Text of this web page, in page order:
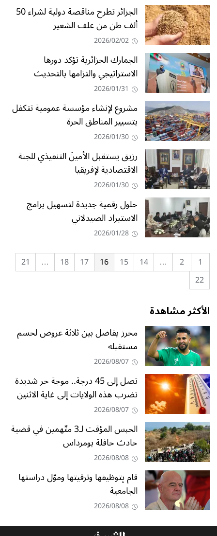
الجزائر تطرح مناقصة دولية لشراء 50
ألف طن من علف الشعير
2026/02/02
الجمارك الجزائرية تؤكد دورها
الاستراتيجي والتزامها بالتحديث
2026/01/31
مشروع لإنشاء مؤسسة عمومية تتكفل
بتسيير المناطق الحرة
2026/01/30
رزيق يستقبل الأمينَ التنفيذي للجنة
الاقتصادية لإفريقيا
2026/01/30
حلول رقمية جديدة لتسهيل برامج
الاستيراد الصيدلاني
2026/01/28
1
2
…
14
15
16
17
18
…
21
22
الأكثر مشاهدة
محرز يفاضل بين ثلاثة عروض لحسم
مستقبله
2026/08/07
تصل إلى 45 درجة.. موجة حر شديدة
تضرب هذه الولايات إلى غاية الاثنين
2026/08/07
الحبس المؤقت لـ3 متّهمين في قضية
حادث حافلة بومرداس
2026/08/08
قام بِتوظيفها وترقيتها وموّل دراستها
الجامعية
2026/08/08